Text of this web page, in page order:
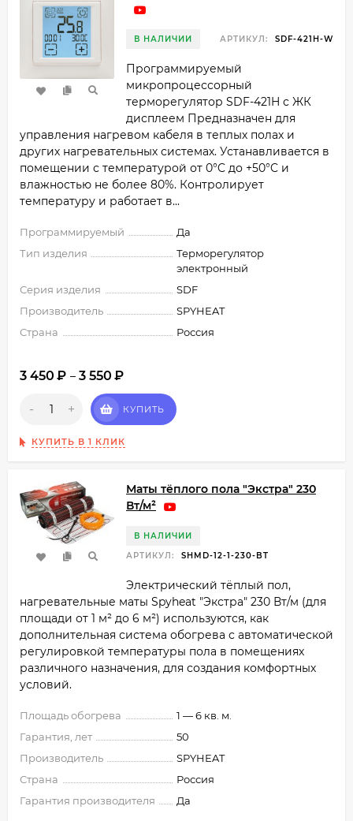
В НАЛИЧИИ АРТИКУЛ: SDF-421H-W
Программируемый
микропроцессорный
терморегулятор SDF-421H с ЖК
дисплеем Предназначен для
управления нагревом кабеля в теплых полах и
других нагревательных системах. Устанавливается в
помещении с температурой от 0°C до +50°C и
влажностью не более 80%. Контролирует
температуру и работает в...
Программируемый
Да
Тип изделия
Терморегулятор
электронный
Серия изделия
SDF
Производитель
SPYHEAT
Страна
Россия
3 450 ₽ – 3 550 ₽
- + КУПИТЬ
КУПИТЬ В 1 КЛИК
Маты тёплого пола "Экстра" 230
Вт/м²
В НАЛИЧИИ
АРТИКУЛ:
SHMD-12-1-230-BT
​Электрический тёплый пол,
нагревательные маты Spyheat "Экстра" 230 Вт/м (для
площади от 1 м²​ до 6 м²) используются, как
дополнительная система обогрева с автоматической
регулировкой температуры пола в помещениях
различного назначения, для создания комфортных
условий.
Площадь обогрева
1 — 6 кв. м.
Гарантия, лет
50
Производитель
SPYHEAT
Страна
Россия
Гарантия производителя
Да